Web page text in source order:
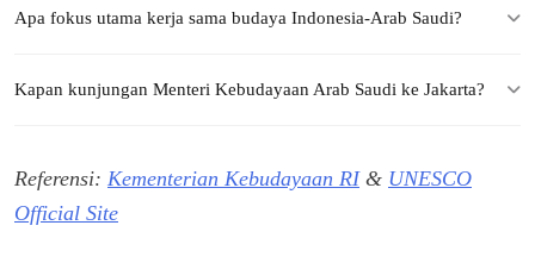
Apa fokus utama kerja sama budaya Indonesia-Arab Saudi?
Kapan kunjungan Menteri Kebudayaan Arab Saudi ke Jakarta?
Referensi: Kementerian Kebudayaan RI& UNESCO
Official Site